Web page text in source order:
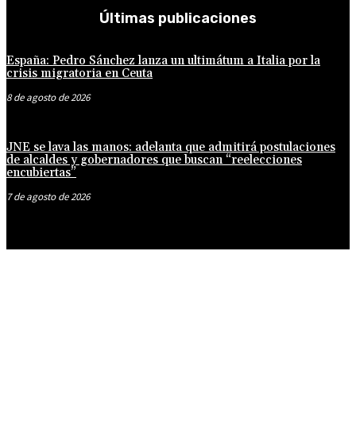
Últimas publicaciones
España: Pedro Sánchez lanza un ultimátum a Italia por la
crisis migratoria en Ceuta
8 de agosto de 2026
JNE se lava las manos: adelanta que admitirá postulaciones
de alcaldes y gobernadores que buscan “reelecciones
encubiertas”
7 de agosto de 2026